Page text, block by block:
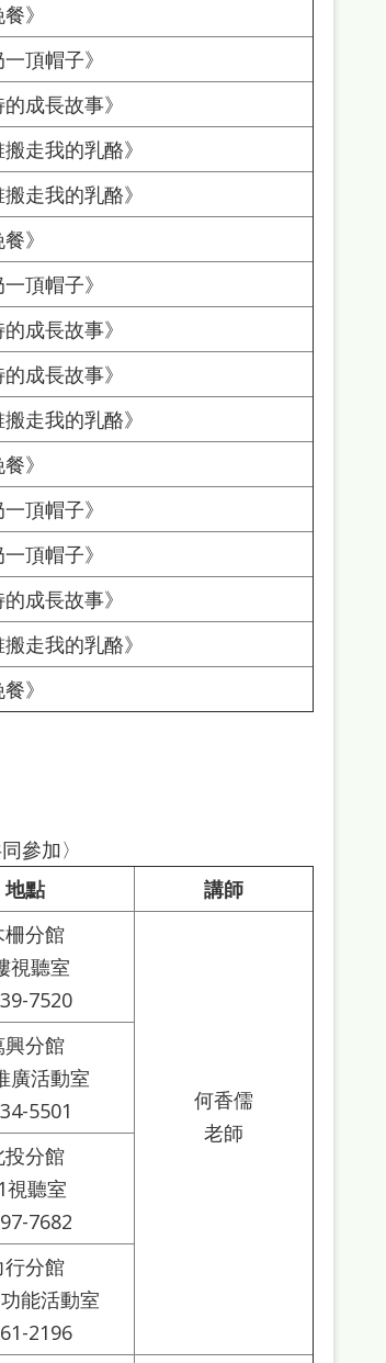
》
頂帽子》
成長故事》
走我的乳酪》
走我的乳酪》
》
頂帽子》
成長故事》
成長故事》
走我的乳酪》
》
頂帽子》
頂帽子》
成長故事》
走我的乳酪》
》
參加〉
地點 講師
柵分館
視聽室
7520
何香儒
老師
興分館
廣活動室
5501
投分館
視聽室
7682
行分館
能活動室
2196